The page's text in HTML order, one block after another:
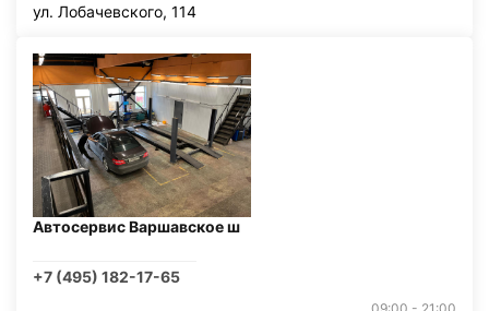
ул. Лобачевского, 114
Автосервис Варшавское ш
+7 (495) 182-17-65